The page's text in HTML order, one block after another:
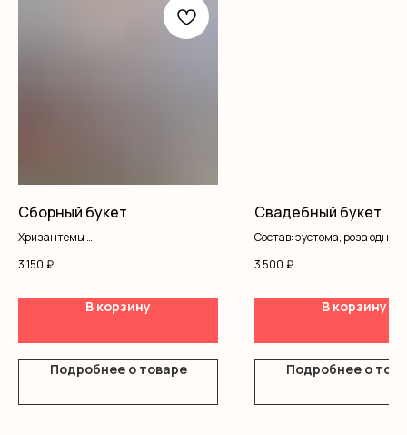
Сборный букет
Хризантемы
Гипсофила
Оформление
3 150 ₽
В корзину
Подробнее о товаре
Свадебный букет
Состав: эустома, роза
3 500 ₽
В корзину
Подробнее о